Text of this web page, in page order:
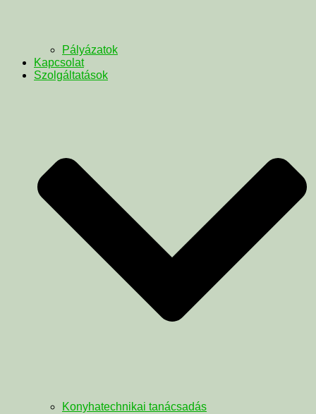
Pályázatok
Kapcsolat
Szolgáltatások
Konyhatechnikai tanácsadás